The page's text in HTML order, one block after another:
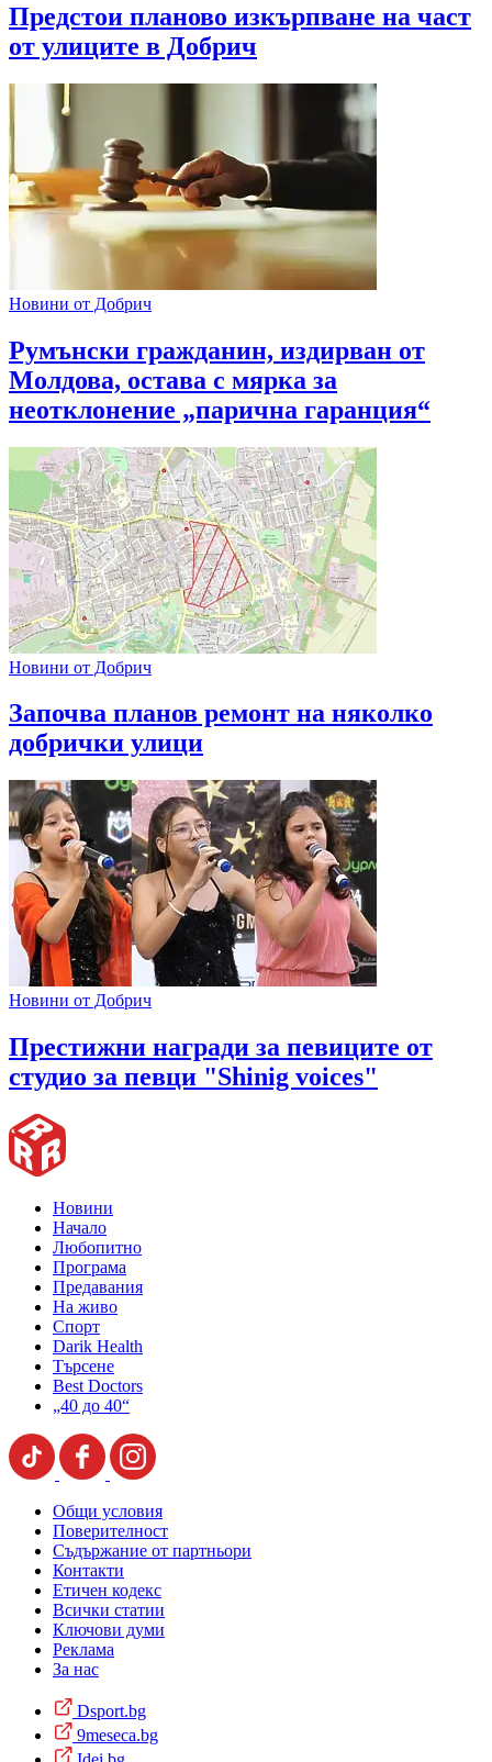
Предстои планово изкърпване на част
от улиците в Добрич
Новини от Добрич
Румънски гражданин, издирван от
Молдова, остава с мярка за
неотклонение „парична гаранция“
Новини от Добрич
Започва планов ремонт на няколко
добрички улици
Новини от Добрич
Престижни награди за певиците от
студио за певци "Shinig voices"
Новини
Начало
Любопитно
Програма
Предавания
На живо
Спорт
Darik Health
Търсене
Best Doctors
„40 до 40“
Общи условия
Поверителност
Съдържание от партньори
Контакти
Етичен кодекс
Всички статии
Ключови думи
Реклама
За нас
Dsport.bg
9meseca.bg